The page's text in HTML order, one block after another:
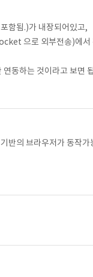
함됨.)가 내장되어있고,
으로 외부전송)에서
동하는 것이라고 보면
반의 브라우저가 동작가